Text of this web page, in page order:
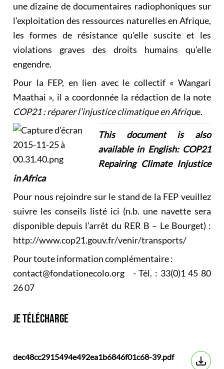
une dizaine de documentaires radiophoniques sur
l’exploitation des ressources naturelles en Afrique,
les formes de résistance qu’elle suscite et les
violations graves des droits humains qu’elle
engendre.
Pour la FEP, en lien avec le collectif « Wangari
Maathai », il a coordonnée la rédaction de la note
COP21 : réparer l’injustice climatique en Afrique.
This document is also
available in English: COP21
Repairing Climate Injustice
in Africa
Pour nous rejoindre sur le stand de la FEP veuillez
suivre les conseils listé ici (n.b. une navette sera
disponible depuis l’arrêt du RER B – Le Bourget) :
http://www.cop21.gouv.fr/venir/transports/
Pour toute information complémentaire :
contact@fondationecolo.org - Tél. : 33(0)1 45 80
26 07
JE TÉLÉCHARGE
dec48cc2915494e492ea1b6846f01c68-39.pdf